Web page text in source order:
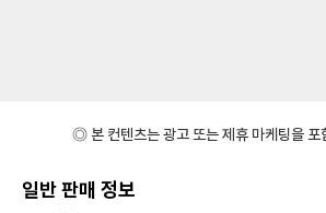
◎ 본 컨텐츠는 광고 또는 제휴 마케팅을 포
일반 판매 정보